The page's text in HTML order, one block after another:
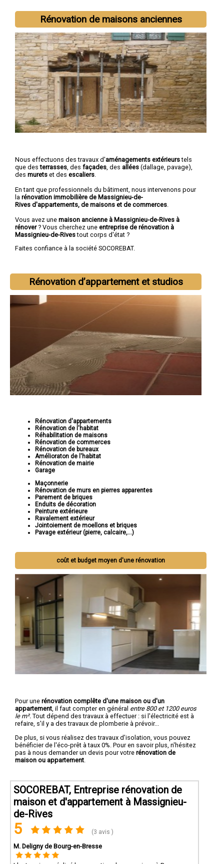
Rénovation de maisons anciennes
Nous effectuons des travaux d'aménagements extérieurstels
que desterrasses , des façades , des allées (dallage, pavage),
des murets et des escaliers
En tant que professionnels du bâtiment, nous intervenons pour
la rénovation immobilière de Massignieu-de-
Rives d'appartements, de maisons et de commerces
Vous avez une maison ancienne à Massignieu-de-Rives à
rénover? Vous cherchez une entreprise de rénovation à
Massignieu-de-Rivestout corps d'état ?
Faites confiance à la société SOCOREBAT.
Rénovation d’appartement et studios
Rénovation d'appartements
Rénovation de l'habitat
Réhabilitation de maisons
Rénovation de commerces
Rénovation de bureaux
Amélioraton de l'habitat
Rénovation de mairie
Garage
Maçonnerie
Rénovation de murs en pierres apparentes
Parement de briques
Enduits de décoration
Peinture extérieure
Ravalement extérieur
Jointoiement de moellons et briques
Pavage extérieur (pierre, calcaire,...)
coût et budget moyen d'une rénovation
Pour une rénovation complête d'une maison ou d'un
appartement , il faut compter en général entre 800 et 1200 euros
le m². Tout dépend des travaux à effectuer : si l'électricité est à
refaire, s'il y a des travaux de plomberie à prévoir...
De plus, si vous réalisez des travaux d'isolation, vous pouvez
bénéficier de l'éco-prêt à taux 0%. Pour en savoir plus, n'hésitez
pas à nous demander un devis pour votre rénovation de
maison ou appartement
SOCOREBAT, Entreprise rénovation de
maison et d'appartement à Massignieu-
de-Rives
5 (3 avis )
M. Deligny de Bourg-en-Bresse